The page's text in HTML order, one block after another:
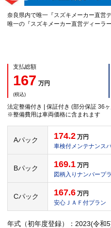
奈良県内で唯一『スズキメーカー直営
唯一の『スズキメーカー直営ディーラ
支払総額
167 万円
(税込)
法定整備付き | 保証付き (部分保証 36
※整備費用は車両価格に含まれます
Aパック 174.2 万円
車検付メンテナンス
Bパック 169.1 万円
図柄入りナンバープ
Cパック 167.6 万円
安心ＪＡＦ付プラン
年式（初年度登録）：2023(令和